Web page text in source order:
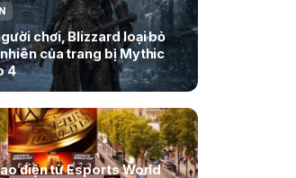
chơi, Blizzard loại bỏ
của trang bị Mythic
4
điện tử Esports World